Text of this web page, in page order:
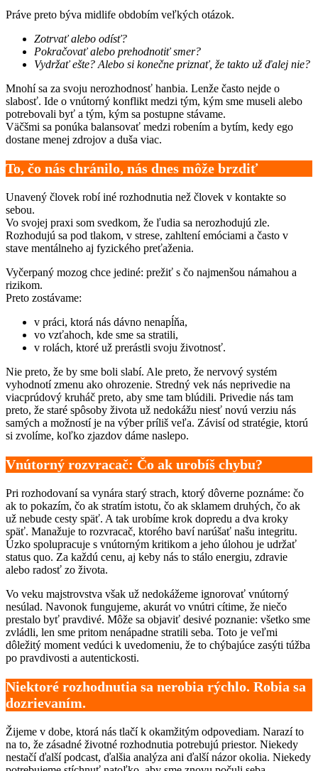
Práve preto býva midlife obdobím veľkých otázok.
Zotrvať alebo odísť?
Pokračovať alebo prehodnotiť smer?
Vydržať ešte? Alebo si konečne priznať, že takto už ďalej nie?
Mnohí sa za svoju nerozhodnosť hanbia. Lenže často nejde o
slabosť. Ide o vnútorný konflikt medzi tým, kým sme museli alebo
potrebovali byť a tým, kým sa postupne stávame.
Väčšmi sa ponúka balansovať medzi robením a bytím, kedy ego
dostane menej zdrojov a duša viac.
To, čo nás chránilo, nás dnes môže brzdiť
Unavený človek robí iné rozhodnutia než človek v kontakte so
sebou.
Vo svojej praxi som svedkom, že ľudia sa nerozhodujú zle.
Rozhodujú sa pod tlakom, v strese, zahltení emóciami a často v
stave mentálneho aj fyzického preťaženia.
Vyčerpaný mozog chce jediné: prežiť s čo najmenšou námahou a
rizikom.
Preto zostávame:
v práci, ktorá nás dávno nenapĺňa,
vo vzťahoch, kde sme sa stratili,
v rolách, ktoré už prerástli svoju životnosť.
Nie preto, že by sme boli slabí. Ale preto, že nervový systém
vyhodnotí zmenu ako ohrozenie. Stredný vek nás neprivedie na
viacprúdový kruháč preto, aby sme tam blúdili. Privedie nás tam
preto, že staré spôsoby života už nedokážu niesť novú verziu nás
samých a možností je na výber príliš veľa. Závisí od stratégie, ktorú
si zvolíme, koľko zjazdov dáme naslepo.
Vnútorný rozvracač: Čo ak urobíš chybu?
Pri rozhodovaní sa vynára starý strach, ktorý dôverne poznáme: čo
ak to pokazím, čo ak stratím istotu, čo ak sklamem druhých, čo ak
už nebude cesty späť. A tak urobíme krok dopredu a dva kroky
späť. Manažuje to rozvracač, ktorého baví narúšať našu integritu.
Úzko spolupracuje s vnútorným kritikom a jeho úlohou je udržať
status quo. Za každú cenu, aj keby nás to stálo energiu, zdravie
alebo radosť zo života.
Vo veku majstrovstva však už nedokážeme ignorovať vnútorný
nesúlad. Navonok fungujeme, akurát vo vnútri cítime, že niečo
prestalo byť pravdivé. Môže sa objaviť desivé poznanie: všetko sme
zvládli, len sme pritom nenápadne stratili seba. Toto je veľmi
dôležitý moment vedúci k uvedomeniu, že to chýbajúce zasýti túžba
po pravdivosti a autentickosti.
Niektoré rozhodnutia sa nerobia rýchlo. Robia sa
dozrievaním.
Žijeme v dobe, ktorá nás tlačí k okamžitým odpovediam. Narazí to
na to, že zásadné životné rozhodnutia potrebujú priestor. Niekedy
nestačí ďalší podcast, ďalšia analýza ani ďalší názor okolia. Niekedy